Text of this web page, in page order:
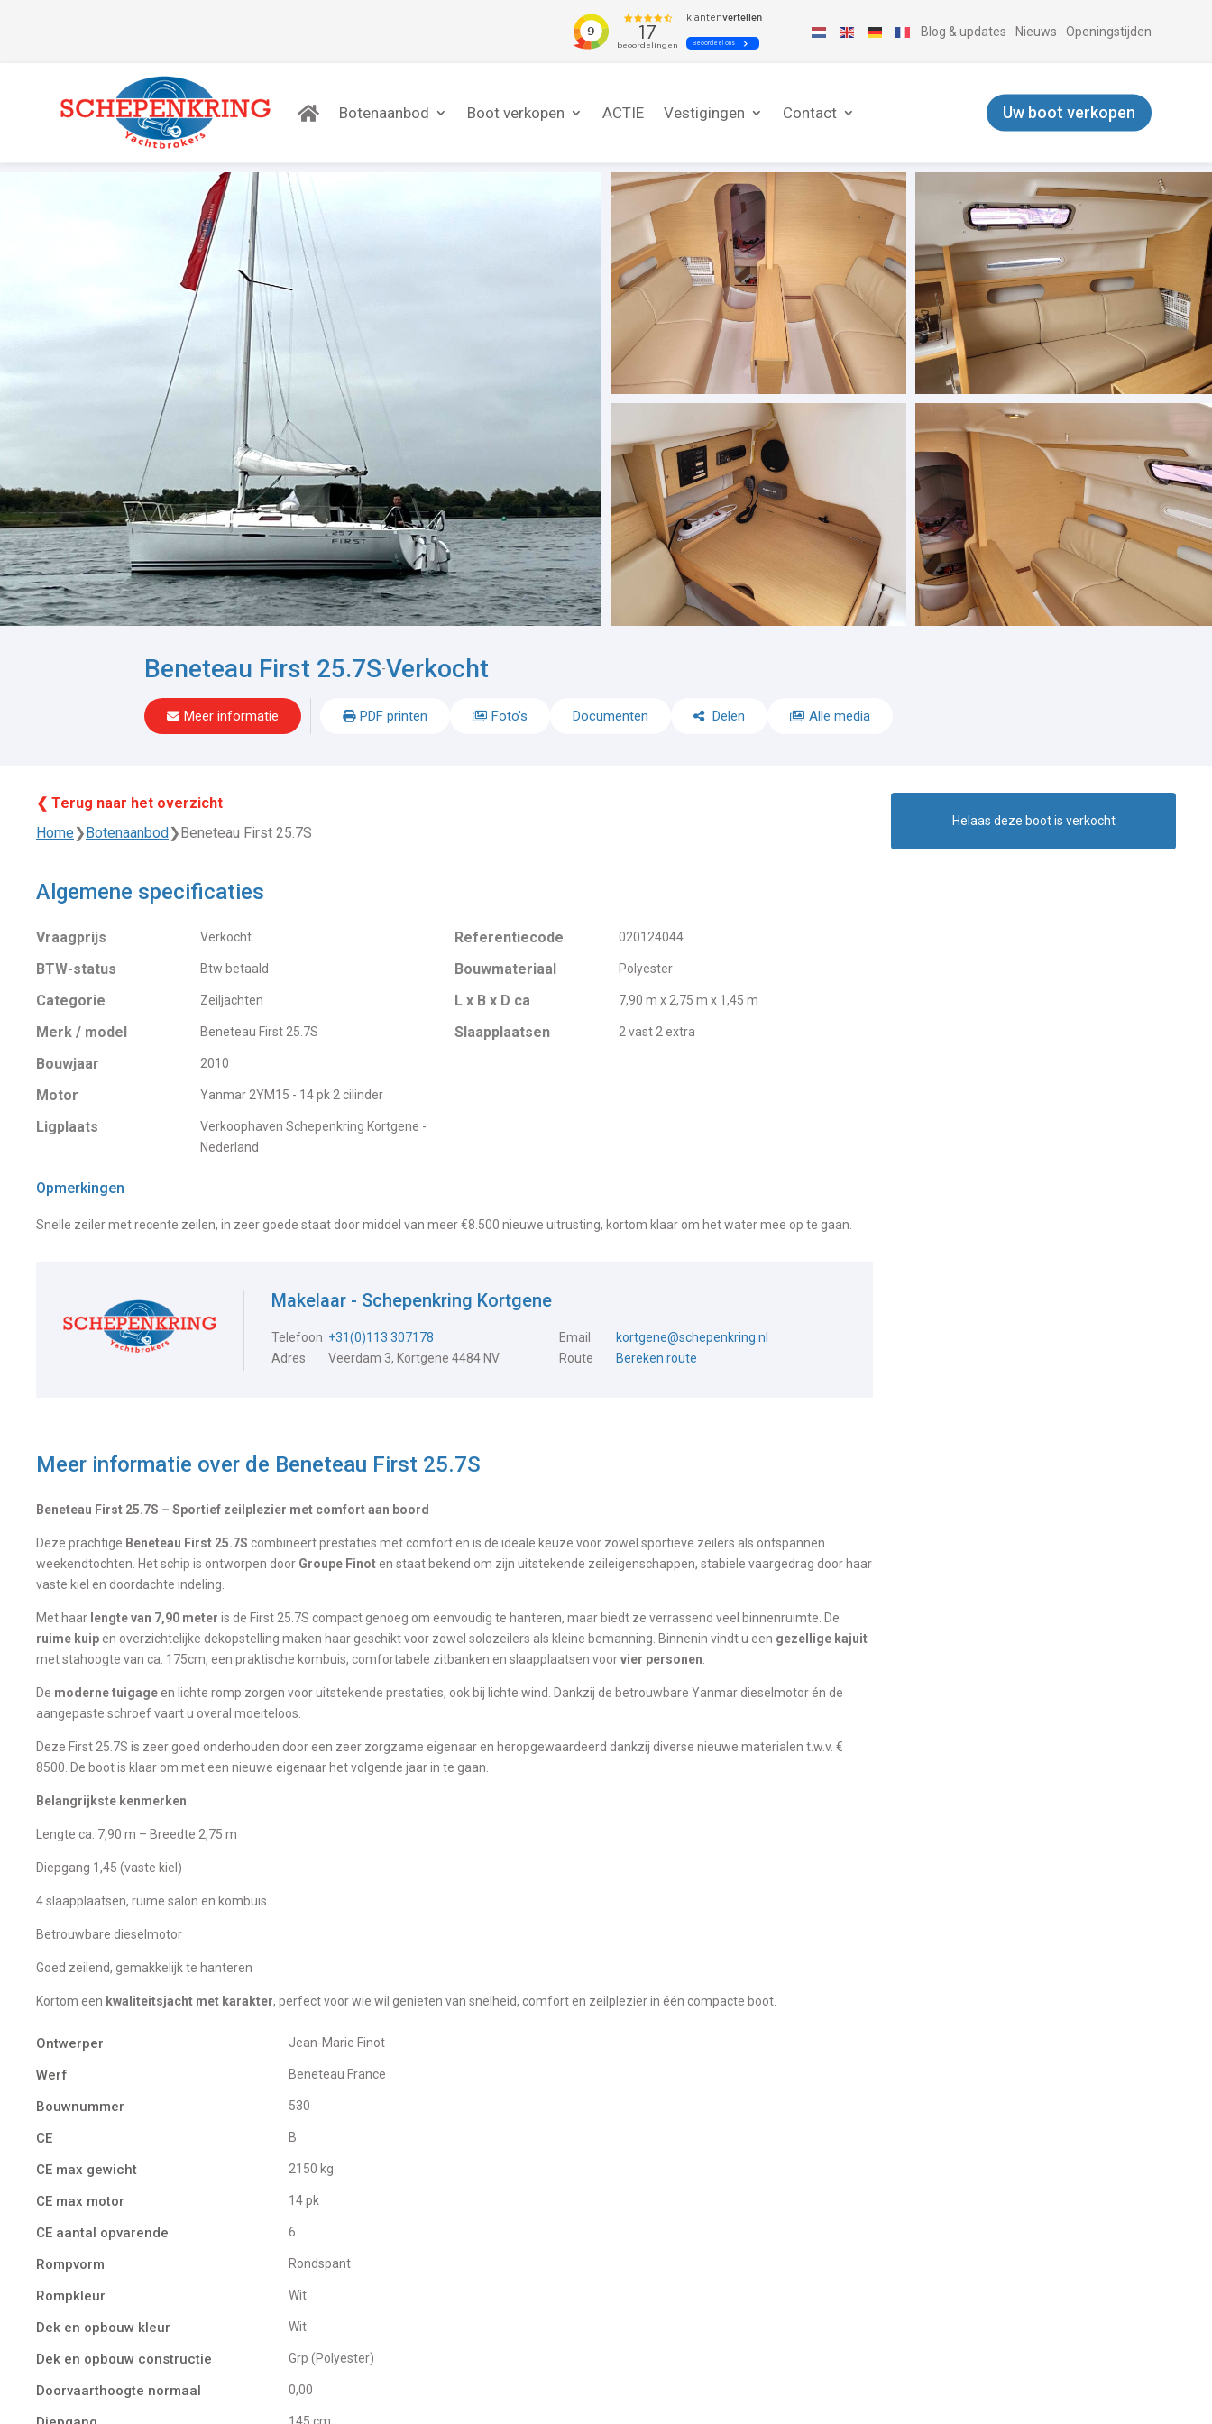
Blog & updates Nieuws Openingstijden
Botenaanbod Boot verkopen ACTIE Vestigingen Contact Uw boot verkopen
Beneteau First 25.7S-Verkocht
Meer informatie PDF printen Foto's Documenten Delen Alle media
❮ Terug naar het overzicht
Home❯Botenaanbod❯Beneteau First 25.7S
Algemene specificaties
Vraagprijs Verkocht
BTW-status Btw betaald
Categorie Zeiljachten
Merk / model Beneteau First 25.7S
Bouwjaar 2010
Motor Yanmar 2YM15 - 14 pk 2 cilinder
Ligplaats
Verkoophaven Schepenkring Kortgene -
Nederland
Referentiecode 020124044
Bouwmateriaal Polyester
L x B x D ca 7,90 m x 2,75 m x 1,45 m
Slaapplaatsen 2 vast 2 extra
Opmerkingen
Snelle zeiler met recente zeilen, in zeer goede staat door middel van meer €8.500 nieuwe uitrusting, kortom klaar om het water mee op te gaan.
Makelaar - Schepenkring Kortgene
Telefoon +31(0)113 307178 Email
kortgene@schepenkring.nl
Adres
Veerdam 3, Kortgene 4484 NV Route Bereken route
Meer informatie over de Beneteau First 25.7S
Beneteau First 25.7S – Sportief zeilplezier met comfort aan boord
Deze prachtige Beneteau First 25.7S combineert prestaties met comfort en is de ideale keuze voor zowel sportieve zeilers als ontspannen
weekendtochten. Het schip is ontworpen door Groupe Finoten staat bekend om zijn uitstekende zeileigenschappen, stabiele vaargedrag door haar
vaste kiel en doordachte indeling.
Met haar lengte van 7,90 meter is de First 25.7S compact genoeg om eenvoudig te hanteren, maar biedt ze verrassend veel binnenruimte. De
ruime kuipen overzichtelijke dekopstelling maken haar geschikt voor zowel solozeilers als kleine bemanning. Binnenin vindt u een gezellige kajuit
met stahoogte van ca. 175cm, een praktische kombuis, comfortabele zitbanken en slaapplaatsen voorvier personen
De moderne tuigageen lichte romp zorgen voor uitstekende prestaties, ook bij lichte wind. Dankzij de betrouwbare Yanmar dieselmotor én de
aangepaste schroef vaart u overal moeiteloos.
Deze First 25.7S is zeer goed onderhouden door een zeer zorgzame eigenaar en heropgewaardeerd dankzij diverse nieuwe materialen t.w.v. €
8500. De boot is klaar om met een nieuwe eigenaar het volgende jaar in te gaan.
Belangrijkste kenmerken
Lengte ca. 7,90 m – Breedte 2,75 m
Diepgang 1,45 (vaste kiel)
4 slaapplaatsen, ruime salon en kombuis
Betrouwbare dieselmotor
Goed zeilend, gemakkelijk te hanteren
Kortom een kwaliteitsjacht met karakter, perfect voor wie wil genieten van snelheid, comfort en zeilplezier in één compacte boot.
Ontwerper Jean-Marie Finot
Werf Beneteau France
Bouwnummer 530
CE B
CE max gewicht 2150 kg
CE max motor 14 pk
CE aantal opvarende 6
Rompvorm Rondspant
Rompkleur Wit
Dek en opbouw kleur Wit
Dek en opbouw constructie Grp (Polyester)
Doorvaarthoogte normaal 0,00
145 cm
Helaas deze boot is verkocht